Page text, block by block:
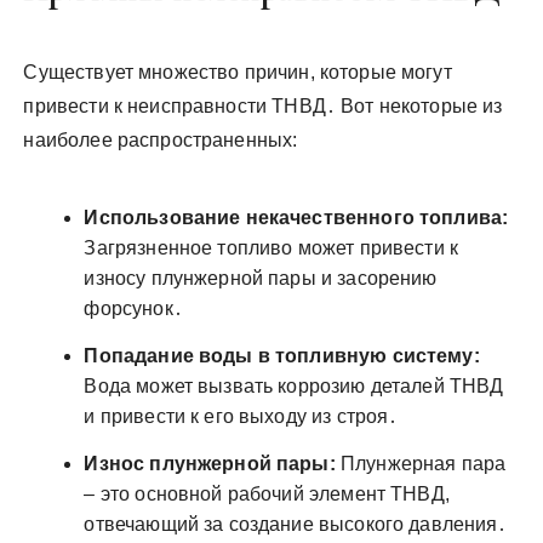
Существует множество причин, которые могут
привести к неисправности ТНВД․ Вот некоторые из
наиболее распространенных:
Использование некачественного топлива:
Загрязненное топливо может привести к
износу плунжерной пары и засорению
форсунок․
Попадание воды в топливную систему:
Вода может вызвать коррозию деталей ТНВД
и привести к его выходу из строя․
Износ плунжерной пары: Плунжерная пара
– это основной рабочий элемент ТНВД,
отвечающий за создание высокого давления․